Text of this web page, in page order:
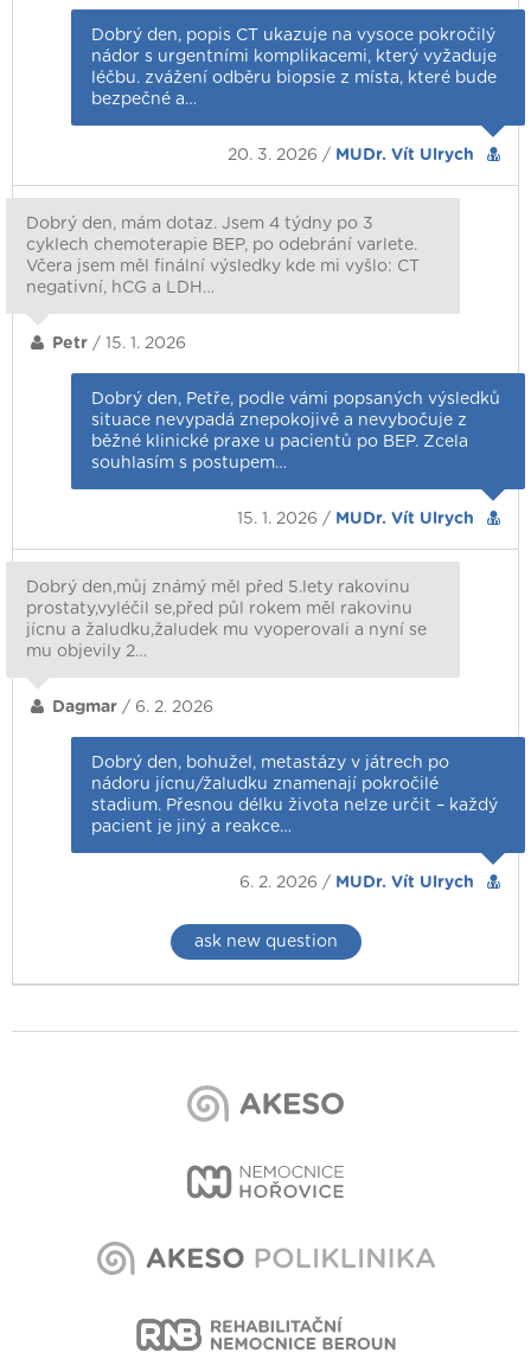
Dobrý den, popis CT ukazuje na vysoce pokročilý
nádor s urgentními komplikacemi, který vyžaduje
léčbu. zvážení odběru biopsie z místa, které bude
bezpečné a…
20. 3. 2026 / MUDr. Vít Ulrych
Dobrý den, mám dotaz. Jsem 4 týdny po 3
cyklech chemoterapie BEP, po odebrání varlete.
Včera jsem měl finální výsledky kde mi vyšlo: CT
negativní, hCG a LDH…
Petr / 15. 1. 2026
Dobrý den, Petře, podle vámi popsaných výsledků
situace nevypadá znepokojivě a nevybočuje z
běžné klinické praxe u pacientů po BEP. Zcela
souhlasím s postupem…
15. 1. 2026 / MUDr. Vít Ulrych
Dobrý den,můj známý měl před 5.lety rakovinu
prostaty,vyléčil se,před půl rokem měl rakovinu
jícnu a žaludku,žaludek mu vyoperovali a nyní se
mu objevily 2…
Dagmar / 6. 2. 2026
Dobrý den, bohužel, metastázy v játrech po
nádoru jícnu/žaludku znamenají pokročilé
stadium. Přesnou délku života nelze určit – každý
pacient je jiný a reakce…
6. 2. 2026 / MUDr. Vít Ulrych
ask new question